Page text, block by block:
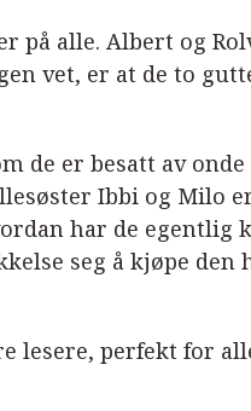
på alle. Albert og
vet, er at de to
de er besatt av
Ibbi og Milo
har de egentlig
seg å kjøpe den
perfekt for